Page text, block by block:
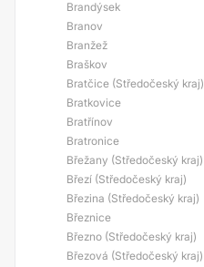
Brandýsek
Branov
Branžež
Braškov
Bratčice (Středočeský kraj)
Bratkovice
Bratřínov
Bratronice
Břežany (Středočeský kraj)
Březí (Středočeský kraj)
Březina (Středočeský kraj)
Březnice
Březno (Středočeský kraj)
Březová (Středočeský kraj)